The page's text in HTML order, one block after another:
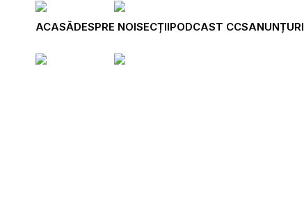
ACASĂDESPRE NOISECȚIIPODCAST CCSANUNȚURI